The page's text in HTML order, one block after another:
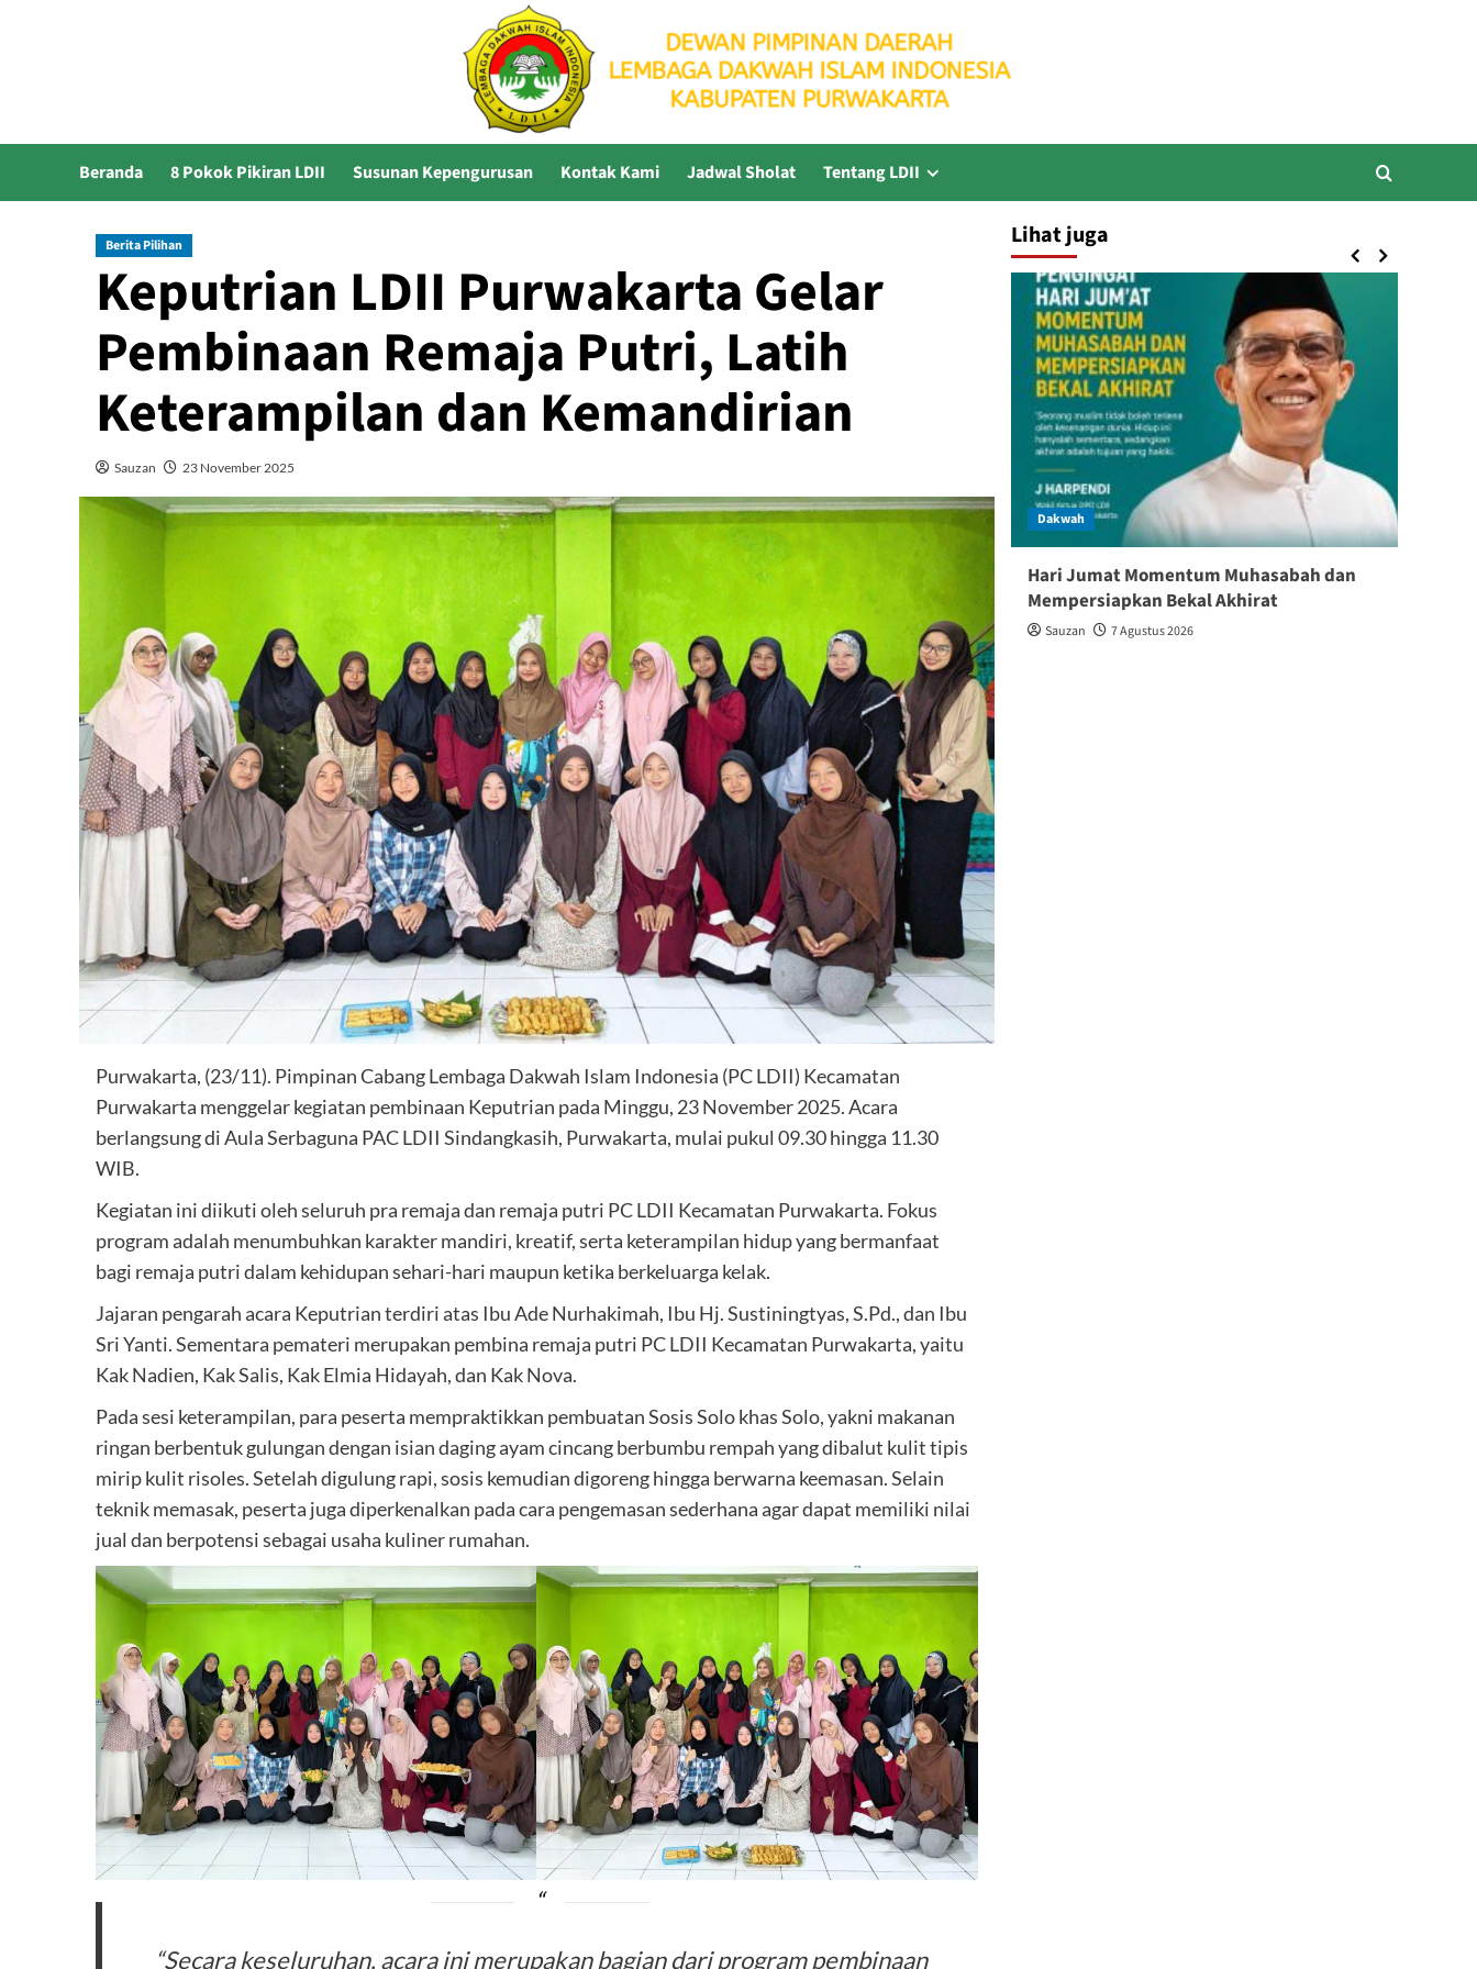
Beranda 8 Pokok Pikiran LDII Susunan Kepengurusan Kontak Kami Jadwal Sholat Tentang LDII
Berita Pilihan
Keputrian LDII Purwakarta Gelar
Pembinaan Remaja Putri, Latih
Keterampilan dan Kemandirian
Sauzan 23 November 2025
Purwakarta, (23/11). Pimpinan Cabang Lembaga Dakwah Islam Indonesia (PC LDII) Kecamatan
Purwakarta menggelar kegiatan pembinaan Keputrian pada Minggu, 23 November 2025. Acara
berlangsung di Aula Serbaguna PAC LDII Sindangkasih, Purwakarta, mulai pukul 09.30 hingga 11.30
WIB.
Kegiatan ini diikuti oleh seluruh pra remaja dan remaja putri PC LDII Kecamatan Purwakarta. Fokus
program adalah menumbuhkan karakter mandiri, kreatif, serta keterampilan hidup yang bermanfaat
bagi remaja putri dalam kehidupan sehari-hari maupun ketika berkeluarga kelak.
Jajaran pengarah acara Keputrian terdiri atas Ibu Ade Nurhakimah, Ibu Hj. Sustiningtyas, S.Pd., dan Ibu
Sri Yanti. Sementara pemateri merupakan pembina remaja putri PC LDII Kecamatan Purwakarta, yaitu
Kak Nadien, Kak Salis, Kak Elmia Hidayah, dan Kak Nova.
Pada sesi keterampilan, para peserta mempraktikkan pembuatan Sosis Solo khas Solo, yakni makanan
ringan berbentuk gulungan dengan isian daging ayam cincang berbumbu rempah yang dibalut kulit tipis
mirip kulit risoles. Setelah digulung rapi, sosis kemudian digoreng hingga berwarna keemasan. Selain
teknik memasak, peserta juga diperkenalkan pada cara pengemasan sederhana agar dapat memiliki nilai
jual dan berpotensi sebagai usaha kuliner rumahan.
“Secara keseluruhan, acara ini merupakan bagian dari program pembinaan
Lihat juga
Dakwah
Pendidikan Anak adalah Amanah Besar,
Ustadz Zainuddin Ajak Orang Tua Perkuat
Pembinaan Keagamaan
Sauzan 25 Juli 2026
Dakwah
Hari Jumat Momentum Muhasabah dan
Mempersiapkan Bekal Akhirat
Sauzan 7 Agustus 2026